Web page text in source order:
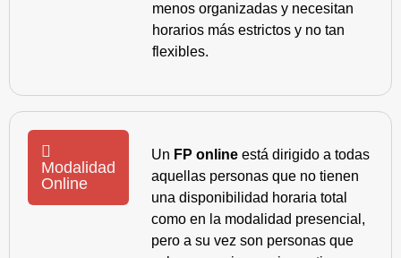
menos organizadas y necesitan
horarios más estrictos y no tan
flexibles.
Modalidad
Online
Un FP online está dirigido a todas
aquellas personas que no tienen
una disponibilidad horaria total
como en la modalidad presencial,
pero a su vez son personas que